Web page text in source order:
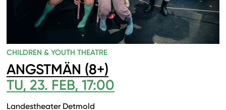
CHILDREN & YOUTH THEATRE
ANGSTMÄN (8+)
TU, 23. FEB, 17:00
Landestheater Detmold